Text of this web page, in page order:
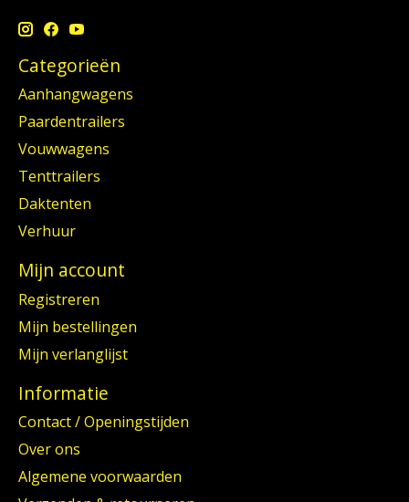
Categorieën
Aanhangwagens
Paardentrailers
Vouwwagens
Tenttrailers
Daktenten
Verhuur
Mijn account
Registreren
Mijn bestellingen
Mijn verlanglijst
Informatie
Contact / Openingstijden
Over ons
Algemene voorwaarden